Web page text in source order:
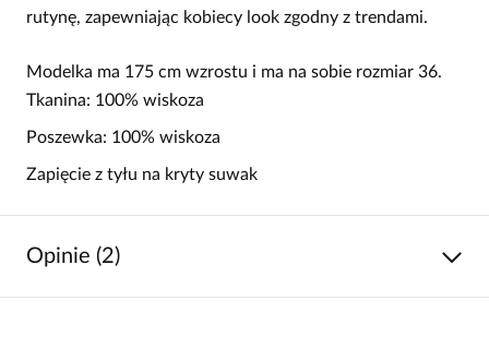
rutynę, zapewniając kobiecy look zgodny z trendami.
Modelka ma 175 cm wzrostu i ma na sobie rozmiar 36.
Tkanina: 100% wiskoza
Poszewka: 100% wiskoza
Zapięcie z tyłu na kryty suwak
Opinie (2)